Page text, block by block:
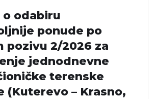
o odabiru
ponude po
pozivu 2/2026 za
jednodnevne
terenske
(Kuterevo – Krasno,